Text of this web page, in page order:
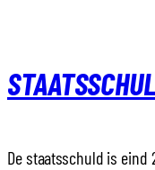
De staatsschuld is eind